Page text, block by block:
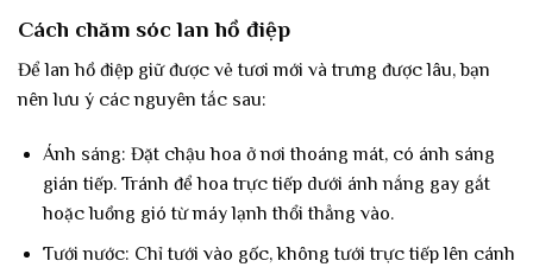
Cách chăm sóc lan hồ điệp
Để lan hồ điệp giữ được vẻ tươi mới và trưng được lâu, bạn
nên lưu ý các nguyên tắc sau:
Ánh sáng: Đặt chậu hoa ở nơi thoáng mát, có ánh sáng
gián tiếp. Tránh để hoa trực tiếp dưới ánh nắng gay gắt
hoặc luồng gió từ máy lạnh thổi thẳng vào.
Tưới nước: Chỉ tưới vào gốc, không tưới trực tiếp lên cánh